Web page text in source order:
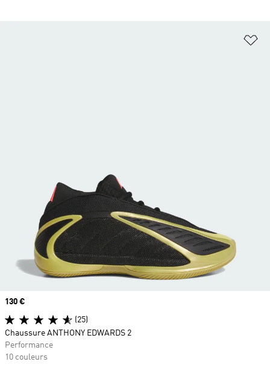
Prix
130 €
(25)
Chaussure ANTHONY EDWARDS 2
Performance
10 couleurs